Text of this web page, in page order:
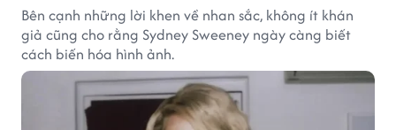
Bên cạnh những lời khen về nhan sắc, không ít khán
giả cũng cho rằng Sydney Sweeney ngày càng biết
cách biến hóa hình ảnh.